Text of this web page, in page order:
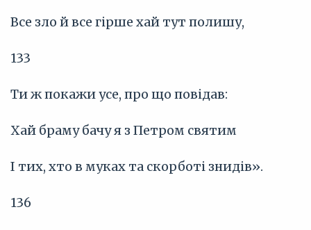
Все зло й все гірше хай тут полишу,
133
Ти ж покажи усе, про що повідав:
Хай браму бачу я з Петром святим
І тих, хто в муках та скорботі знидів».
136